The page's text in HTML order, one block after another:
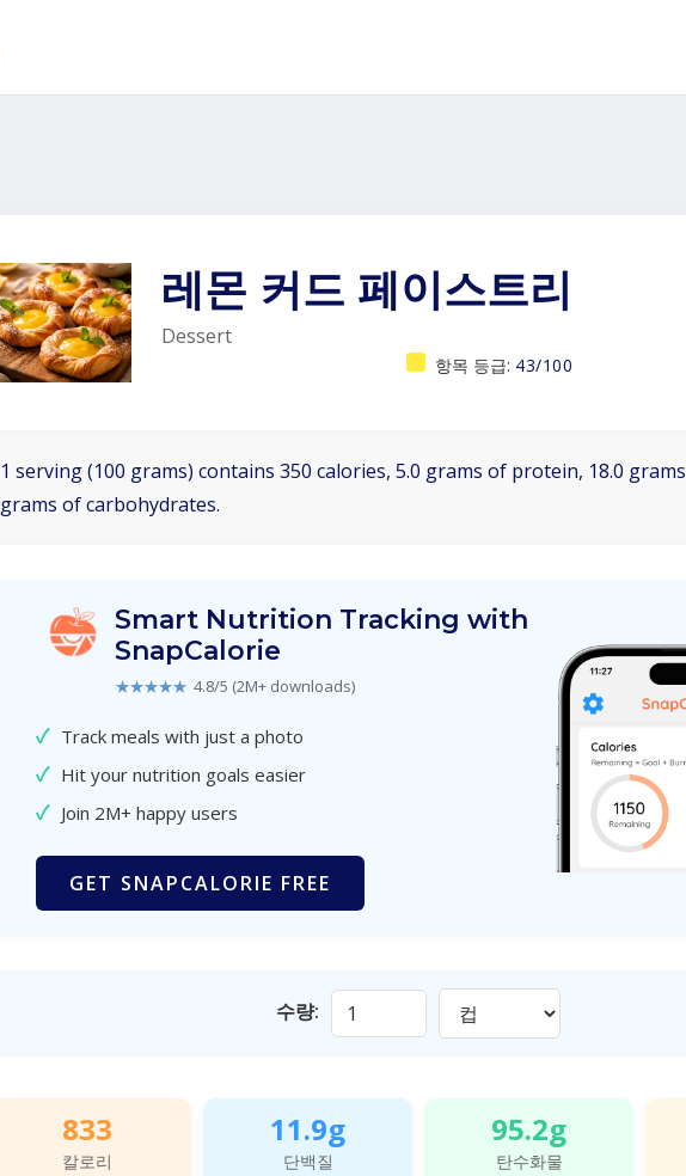
레몬 커드 페이스트리
Dessert
항목 등급: 43/100
1 serving (100 grams) contains 350 calories, 5.0 grams of protein, 18.0
grams of carbohydrates.
Smart Nutrition Tracking with
SnapCalorie
★★★★★ 4.8/5 (2M+ downloads)
✓ Track meals with just a photo
✓ Hit your nutrition goals easier
✓ Join 2M+ happy users
GET SNAPCALORIE FREE
수량:
833
칼로리
11.9g
단백질
95.2g
탄수화물